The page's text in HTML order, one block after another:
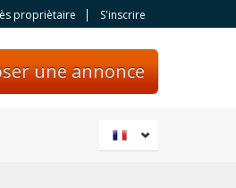
propriètaire S'inscrire
une annonce